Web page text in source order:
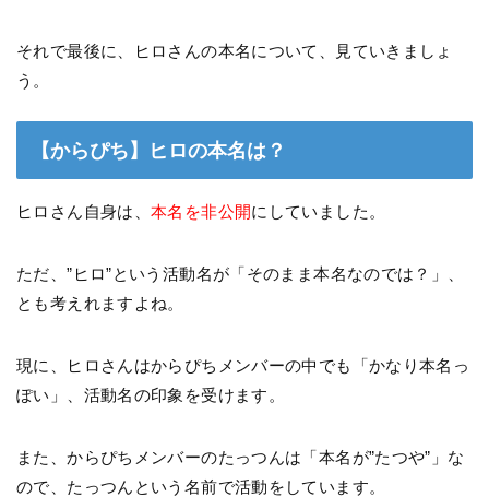
それで最後に、ヒロさんの本名について、見ていきましょ
う。
【からぴち】ヒロの本名は？
ヒロさん自身は、本名を非公開にしていました。
ただ、”ヒロ”という活動名が「そのまま本名なのでは？」、
とも考えれますよね。
現に、ヒロさんはからぴちメンバーの中でも「かなり本名っ
ぽい」、活動名の印象を受けます。
また、からぴちメンバーのたっつんは「本名が”たつや”」な
ので、たっつんという名前で活動をしています。